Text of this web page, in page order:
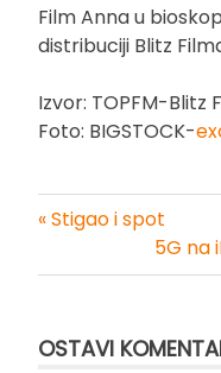
Film Anna u
distribuciji Blitz
Izvor: TOPFM-Blitz
Foto: BIGSTOCK-
Kretanje
« Stigao i spot
5G na
OSTAVI